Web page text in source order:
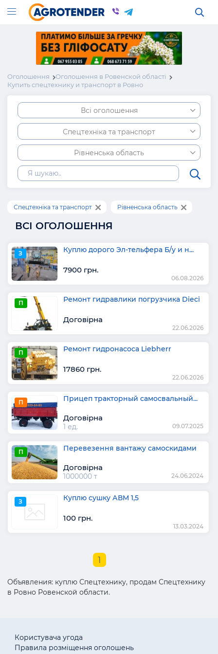
Оголошення
Оголошення в Ровенской області
Купить спецтехнику и транспорт в Ровно
Всі оголошення
Спецтехніка та транспорт
Рівненська область
Спецтехніка та транспорт Рівненська область
ВСІ ОГОЛОШЕННЯ
З Куплю дорого Эл-тельфера Б/у и н...
7900 грн.
06.08.2026
П Ремонт гидравлики погрузчика Dieci
Договірна
22.06.2026
П Ремонт гидронасоса Liebherr
17860 грн.
22.06.2026
П Прицеп тракторный самосвальный...
Договірна
1 ед. 09.07.2025
П Перевезення вантажу самоскидами
Договірна
1000000 т 24.06.2024
З Куплю сушку АВМ 1,5
100 грн.
13.03.2024
1
Объявления: куплю Спецтехнику, продам Спецтехнику
в Ровно Ровенской области.
Користувача угода
Правила розміщення оголошень